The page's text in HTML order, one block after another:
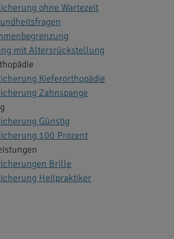
ohne Wartezeit
mit Altersrückstellung
Kieferorthopädie
Zahnspange
Günstig
100 Prozent
Brille
Heilpraktiker